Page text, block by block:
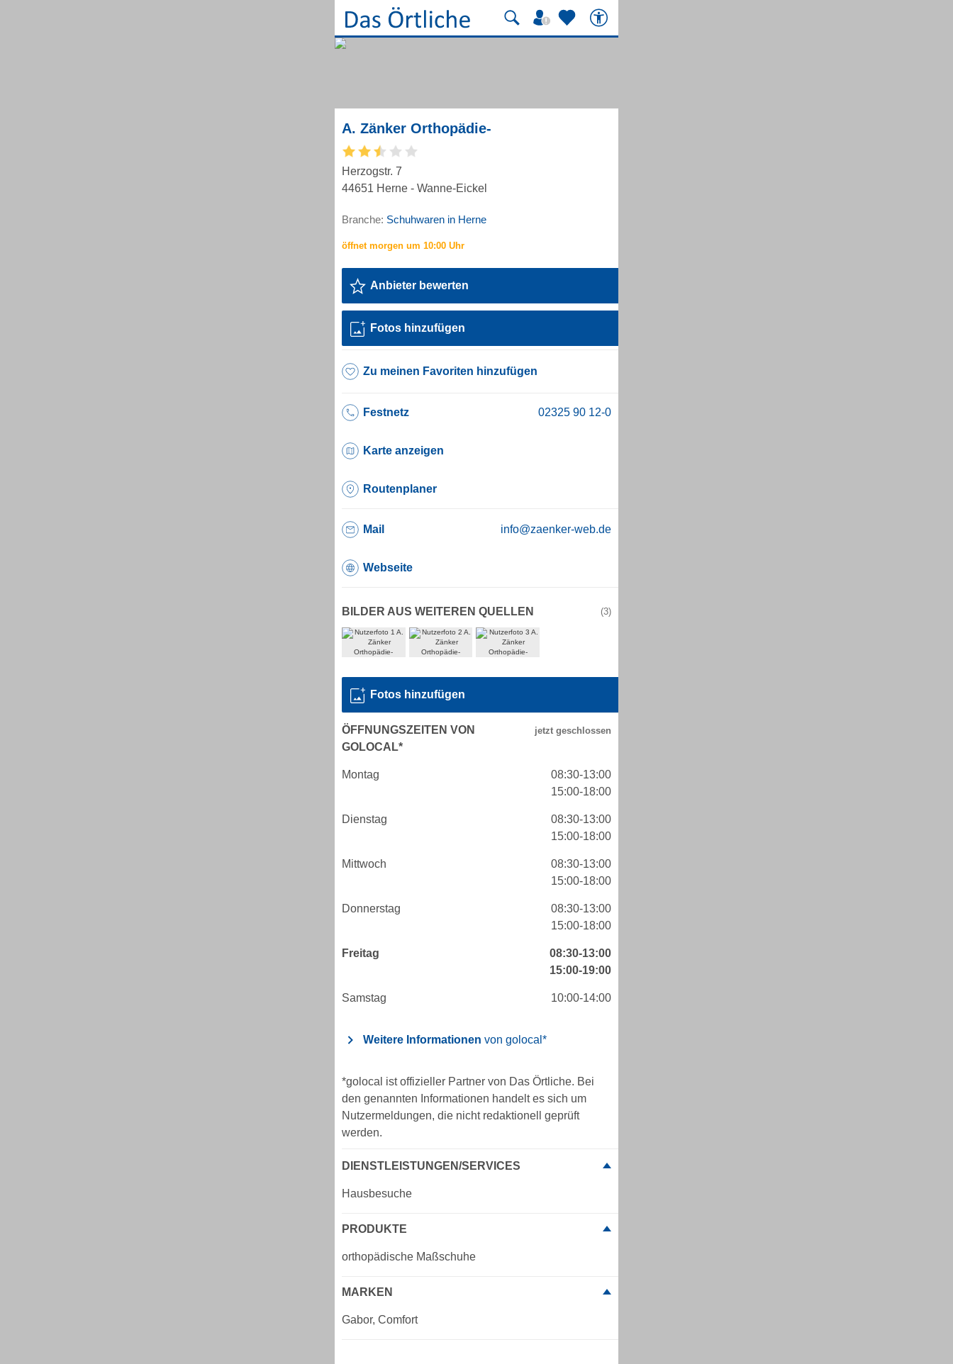
A. Zänker Orthopädie-
Herzogstr. 7
44651 Herne - Wanne-Eickel
Branche: Schuhwaren in Herne
Anbieter bewerten
Fotos hinzufügen
Zu meinen Favoriten hinzufügen
Festnetz
Karte anzeigen
Routenplaner
Mail info@zaenker-web.de
Webseite
BILDER AUS WEITEREN QUELLEN (3)
Fotos hinzufügen
ÖFFNUNGSZEITEN VON
GOLOCAL*
Montag
08:30-13:00
15:00-18:00
Dienstag
08:30-13:00
15:00-18:00
Mittwoch
08:30-13:00
15:00-18:00
Donnerstag
08:30-13:00
15:00-18:00
Freitag
08:30-13:00
15:00-19:00
Samstag 10:00-14:00
Weitere Informationen von golocal*
*golocal ist offizieller Partner von Das Örtliche. Bei
den genannten Informationen handelt es sich um
Nutzermeldungen, die nicht redaktionell geprüft
werden.
DIENSTLEISTUNGEN/SERVICES
Hausbesuche
PRODUKTE
orthopädische Maßschuhe
MARKEN
Gabor, Comfort